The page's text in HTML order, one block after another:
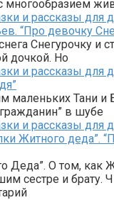
многообразием
и рассказы для
“Про девочку
Снегурочку и
дочкой. Но
и рассказы для
маленьких Тани
в шубе
и рассказы для
Житного деда”.
Деда”. О том, как
сестре и брату.